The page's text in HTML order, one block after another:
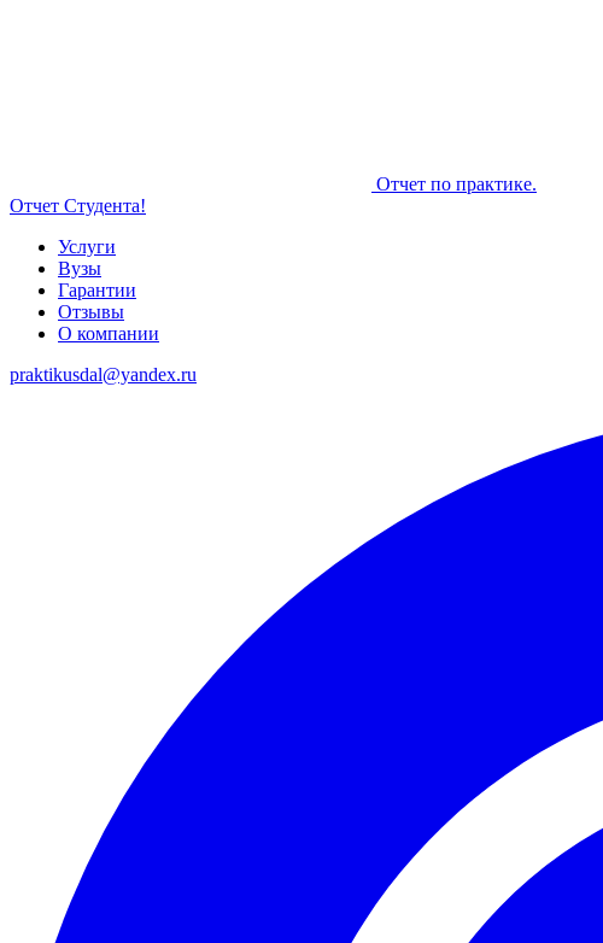
Отчет по практике.
Отчет Студента!
Услуги
Вузы
Гарантии
Отзывы
О компании
praktikusdal@yandex.ru